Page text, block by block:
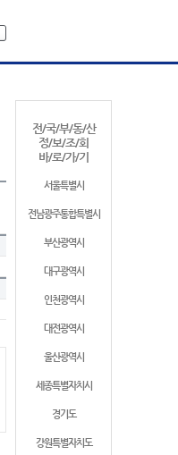
전/국/부/동/산
정/보/조/회
바/로/가/기
서울특별시
전남광주통합특별시
부산광역시
대구광역시
인천광역시
대전광역시
울산광역시
세종특별자치시
경기도
강원특별자치도